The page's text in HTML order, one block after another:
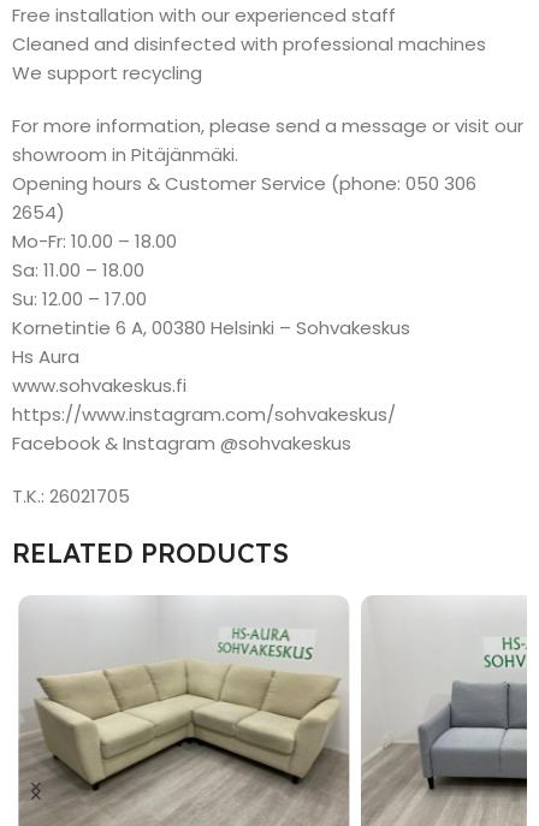
Free installation with our experienced staff
Cleaned and disinfected with professional machines
We support recycling
For more information, please send a message or visit our
showroom in Pitäjänmäki.
Opening hours & Customer Service (phone: 050 306
2654)
Mo-Fr: 10.00 – 18.00
Sa: 11.00 – 18.00
Su: 12.00 – 17.00
Kornetintie 6 A, 00380 Helsinki – Sohvakeskus
Hs Aura
www.sohvakeskus.fi
https://www.instagram.com/sohvakeskus/
Facebook & Instagram @sohvakeskus
T.K.: 26021705
RELATED PRODUCTS